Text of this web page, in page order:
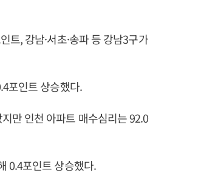
트, 강남·서초·송파 등 강남3구가
포인트 상승했다.
만 인천 아파트 매수심리는 92.0
0.4포인트 상승했다.